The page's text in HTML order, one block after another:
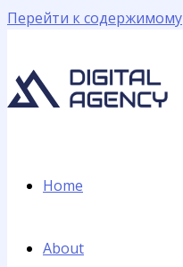
Перейти к содержимому
Home
About